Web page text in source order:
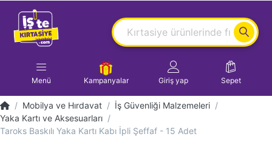
Menü Kampanyalar Giriş yap Sepet
Mobilya ve Hırdavat
İş Güvenliği Malzemeleri
Yaka Kartı ve Aksesuarları
Taroks Baskılı Yaka Kartı Kabı İpli Şeffaf - 15 Adet